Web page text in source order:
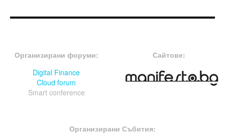
Организирани форуми:
Digital Finance
Cloud forum
Smart conference
Сайтове:
Организирани Събития: